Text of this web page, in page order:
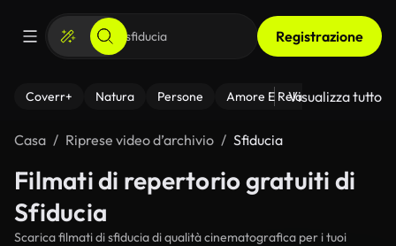
Registrazione
Coverr+ Natura Persone Amore E Relazioni Il
Visualizza tutto
Casa Riprese video d’archivio Sfiducia
Filmati di repertorio gratuiti di
Sfiducia
Scarica filmati di sfiducia di qualità cinematografica per i tuoi